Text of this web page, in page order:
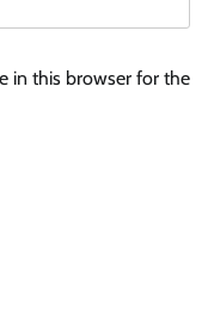
in this browser for the